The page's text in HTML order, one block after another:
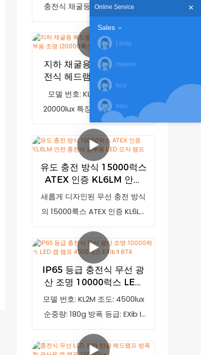
발전시켜 왔습니다. KL4.5LM LED
충전식 헤드램프는 고객의 요구
에 따라 사양을 맞춤 제작할 수
있습니다. 이 제품은 215g의 가
벼운 무게와 77*61*55mm의 휴
대하기 편리한 크기로, 안전 헬멧
을 착용하는 광부 및 건설 작업자
에게 적합합니다. 모델: KL4.5LM,
Ex 마크: I M1 Ex ia I Ma, 배터리
종류: 리튬 이온 배터리, IP 등급:
IP68, 인증: ATEX, CE, 포장: 20
개/상자
충전식 채굴등(고속 충전기 포
함)은 시중 유사 제품과 비교했
을 때 성능, 품질, 외관 등 모든 면
에서 비교할 수 없는 탁월한 장점
을 자랑하며 시장에서 높은 평판
을 얻고 있습니다.
GoldenFuture는 기존 제품의
단점을 개선하고 지속적으로 제
품을 발전시켜 왔습니다. 10000
럭스 초고휘도 KL2M 무선 충전
식 채굴등(고속 충전기 포함)의
사양은 고객의 요구에 따라 맞춤
제작이 가능합니다. 모델 번호:
KL2M, 조도: 4500럭스, 순중량:
180g, 방폭 등급: EXib II BT4, 방
수/방진 등급: IP65
지하 채굴용 헤드램프, 충
전식 헤드램프, 광부용 조
명 (20000룩스, 파란색 후
미등 포함)
모델 번호: KL5LM(D2) 조도:
20000lux 특징: 저전력 표시 및
안전 후미등 방폭 마크: IM1 Ex ia
I Ma IP 등급: IP68
유도 충전 방식 15000럭스
ATEX 인증 KL6LM 안전
충전식 광부용 LED 모자
램프
새롭게 디자인된 무선 충전 방식
의 15000룩스 ATEX 인증 KL6LM
안전 충전식 광산용 LED 캡 램프
는 시중 유사 제품과 비교했을 때
성능, 품질, 외관 등 모든 면에서
비교할 수 없는 탁월한 장점을 자
랑하며 시장에서 높은 평판을 얻
고 있습니다. GoldenFuture는
기존 제품의 단점을 개선하고 지
속적으로 발전시켜 왔습니다. 무
선 충전 기술이 적용된 KL6LM 광
IP65 등급 충전식 무선 광
산 조명 10000럭스 LED
캡 램프 4500럭스 EXib II
모델 번호: KL2M 조도: 4500lux
순중량: 180g 방폭 등급: EXib II
BT4 IP 등급: IP65
Online Service
Sales
Linda
maesie
lucy
Anic